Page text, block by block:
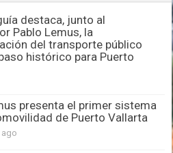
destaca, junto al
Pablo Lemus, la
del transporte público
histórico para Puerto
presenta el primer sistema
de Puerto Vallarta